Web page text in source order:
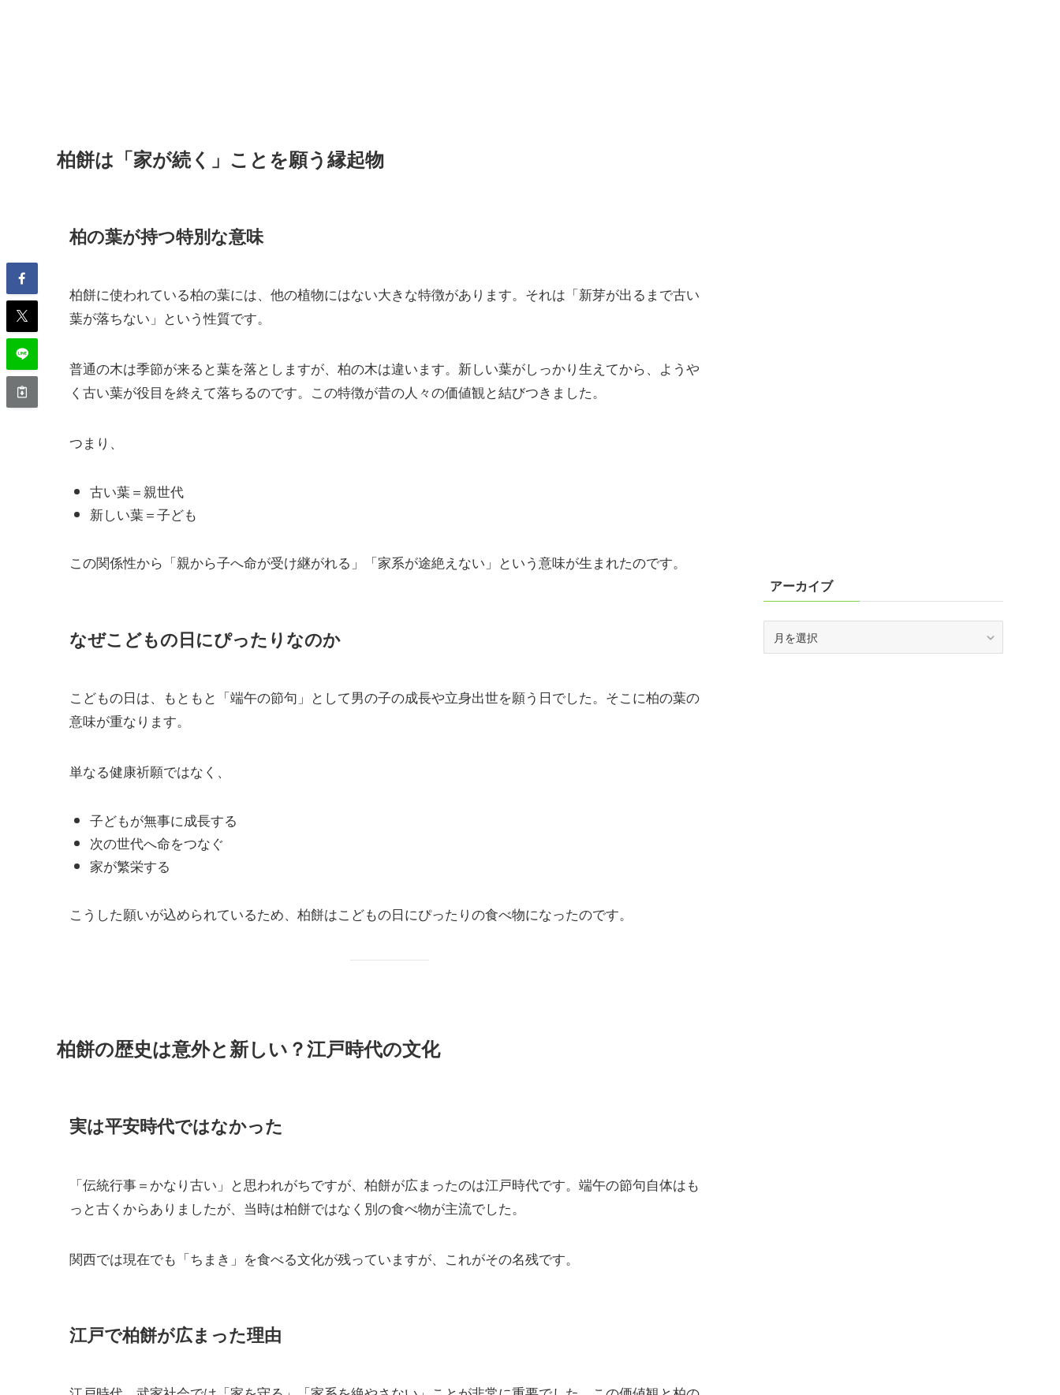
柏餅は「家が続く」ことを願う縁起物
柏の葉が持つ特別な意味
柏餅に使われている柏の葉には、他の植物にはない大きな特徴があります。それは「新芽が出るまで古い
葉が落ちない」という性質です。
普通の木は季節が来ると葉を落としますが、柏の木は違います。新しい葉がしっかり生えてから、ようや
く古い葉が役目を終えて落ちるのです。この特徴が昔の人々の価値観と結びつきました。
つまり、
古い葉＝親世代
新しい葉＝子ども
この関係性から「親から子へ命が受け継がれる」「家系が途絶えない」という意味が生まれたのです。
なぜこどもの日にぴったりなのか
こどもの日は、もともと「端午の節句」として男の子の成長や立身出世を願う日でした。そこに柏の葉の
意味が重なります。
単なる健康祈願ではなく、
子どもが無事に成長する
次の世代へ命をつなぐ
家が繁栄する
こうした願いが込められているため、柏餅はこどもの日にぴったりの食べ物になったのです。
柏餅の歴史は意外と新しい？江戸時代の文化
実は平安時代ではなかった
「伝統行事＝かなり古い」と思われがちですが、柏餅が広まったのは江戸時代です。端午の節句自体はも
っと古くからありましたが、当時は柏餅ではなく別の食べ物が主流でした。
関西では現在でも「ちまき」を食べる文化が残っていますが、これがその名残です。
江戸で柏餅が広まった理由
アーカイブ